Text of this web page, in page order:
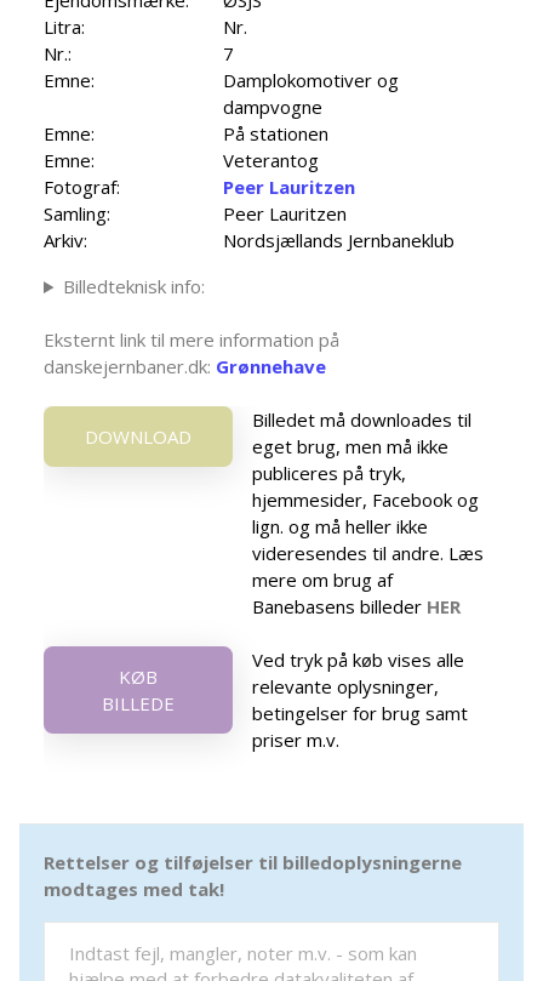
Litra:
Nr.
Nr.:
7
Emne:
Damplokomotiver og
dampvogne
Emne:
På stationen
Emne:
Veterantog
Fotograf:
Peer Lauritzen
Samling:
Peer Lauritzen
Arkiv:
Nordsjællands Jernbaneklub
Billedteknisk info:
Eksternt link til mere information på
danskejernbaner.dk: Grønnehave
DOWNLOAD
Billedet må downloades til
eget brug, men må ikke
publiceres på tryk,
hjemmesider, Facebook og
lign. og må heller ikke
videresendes til andre. Læs
mere om brug af
Banebasens billeder HER
KØB
BILLEDE
Ved tryk på køb vises alle
relevante oplysninger,
betingelser for brug samt
priser m.v.
Rettelser og tilføjelser til billedoplysningerne
modtages med tak!